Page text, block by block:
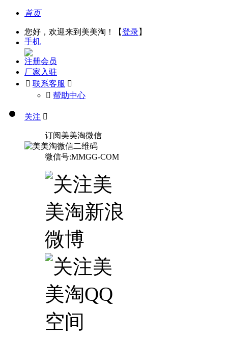
首页
您好，欢迎来到美美淘！【登录】
手机
注册会员
厂家入驻
 联系客服 
󰅃 帮助中心
关注 
订阅美美淘微信
微信号:MMGG-COM